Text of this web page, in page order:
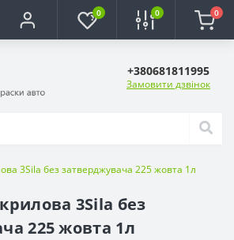
0 0 0
+380681811995
Замовити дзвінок
3Sila без затверджувача 225 жовта 1л
3Sila без
225 жовта 1л